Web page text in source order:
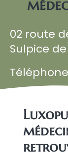
02 route
Sulpice